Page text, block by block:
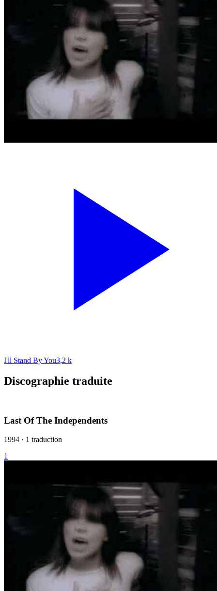
I'll Stand By You3,2 k
Discographie traduite
Last Of The Independents
1994 · 1 traduction
1